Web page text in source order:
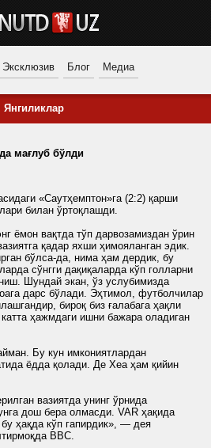
Эксклюзив Блог Медиа
Янгиликлар
мағлуб бўлди
«Саутҳемптон»га (2:2) қарши
билан ўртоқлашди.
ёмон вақтда тўп дарвозамиздан ўрин
қадар яхши ҳимояланган эдик.
бўлса-да, нима ҳам дердик, бу
сўнгги дақиқаларда кўп голларни
Шундай экан, ўз услубимизда
дарс бўлади. Эҳтимол, футболчилар
бироқ биз ғалабага ҳақли
ҳажмдаги ишни бажара оладиган
Бу кун имкониятлардан
ёдда қолади. Де Хеа ҳам қийин
вазиятда унинг ўрнида
дош бера олмасди. VAR ҳақида
ҳақда кўп гапирдик», — дея
BBC.